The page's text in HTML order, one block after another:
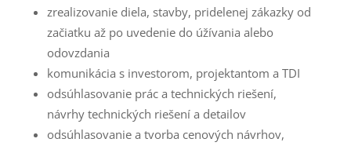
zrealizovanie diela, stavby, pridelenej zákazky od
začiatku až po uvedenie do úžívania alebo
odovzdania
komunikácia s investorom, projektantom a TDI
odsúhlasovanie prác a technických riešení,
návrhy technických riešení a detailov
odsúhlasovanie a tvorba cenových návrhov,